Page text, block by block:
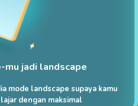
mu jadi landscape
mode landscape supaya kamu
dengan maksimal